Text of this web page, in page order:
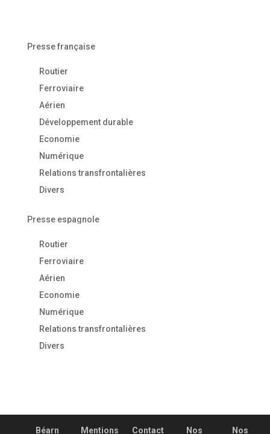
Presse française
Routier
Ferroviaire
Aérien
Développement durable
Economie
Numérique
Relations transfrontalières
Divers
Presse espagnole
Routier
Ferroviaire
Aérien
Economie
Numérique
Relations transfrontalières
Divers
Béarn Mentions Contact Nos Nos